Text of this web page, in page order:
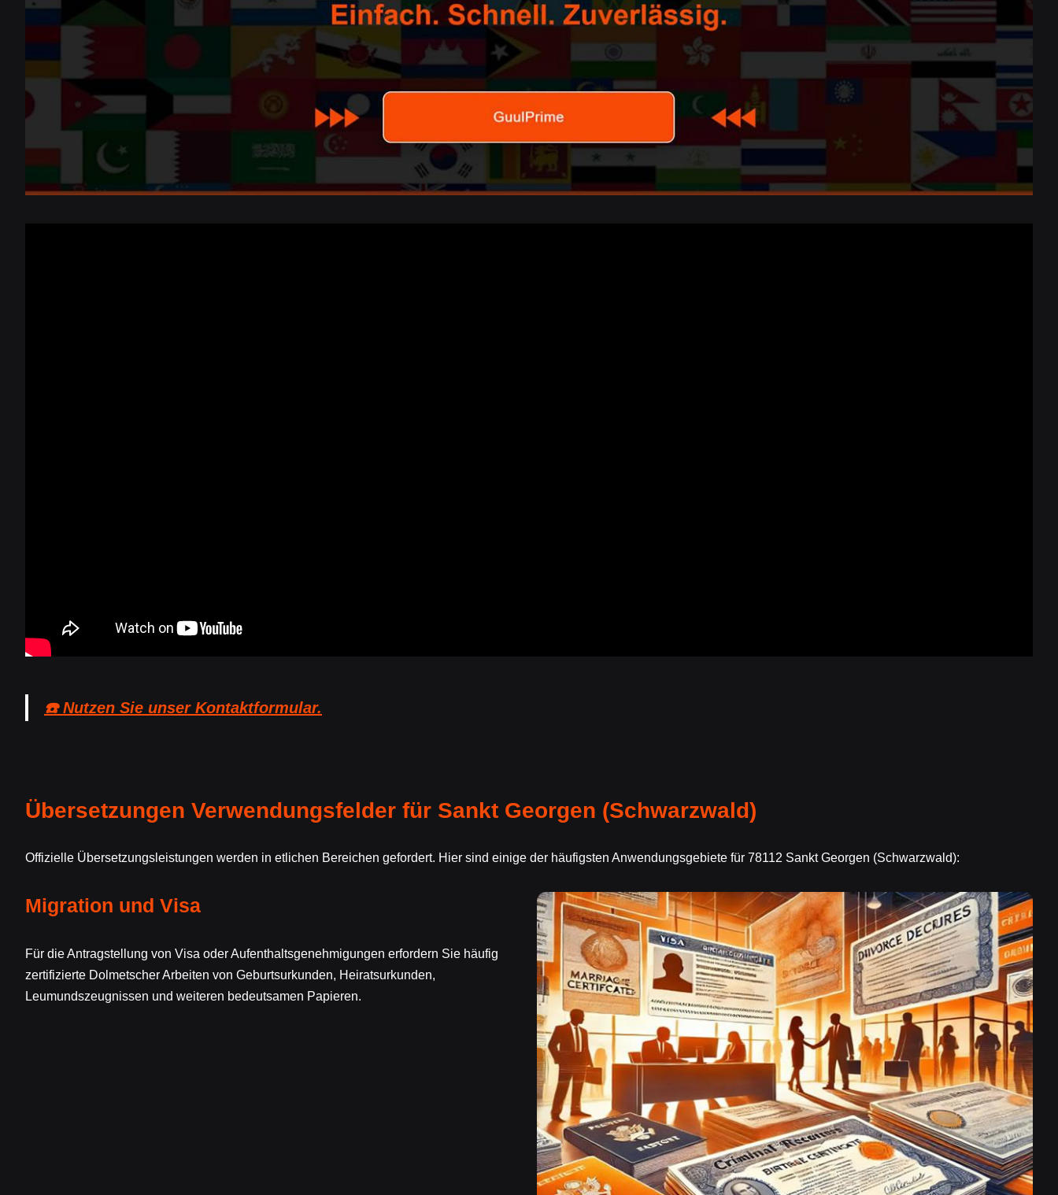
☎️ Nutzen Sie unser Kontaktformular.
Übersetzungen Verwendungsfelder für Sankt Georgen (Schwarzwald)
Offizielle Übersetzungsleistungen werden in etlichen Bereichen gefordert. Hier sind einige der häufigsten Anwendungsgebiete für 78112 Sankt Georgen (Schwarzwald):
Migration und Visa
Für die Antragstellung von Visa oder Aufenthaltsgenehmigungen erfordern Sie häufig
zertifizierte Dolmetscher Arbeiten von Geburtsurkunden, Heiratsurkunden,
Leumundszeugnissen und weiteren bedeutsamen Papieren.